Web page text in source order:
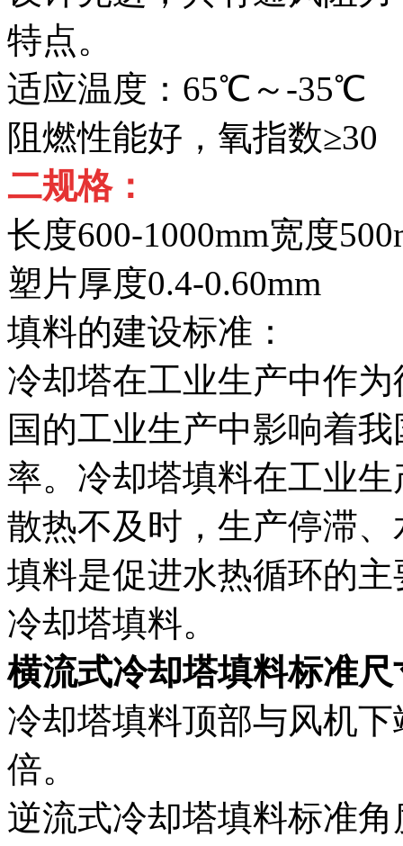
特点。
适应温度：65℃～-35℃
阻燃性能好，氧指数≥30
二规格：
长度600-1000mm宽度
塑片厚度0.4-0.60mm
填料的建设标准：
冷却塔在工业生产中作
国的工业生产中影响着
率。冷却塔填料在工业
散热不及时，生产停滞
填料是促进水热循环的
冷却塔填料。
横流式冷却塔填料标准尺
冷却塔填料顶部与风机
倍。
逆流式冷却塔填料标准角